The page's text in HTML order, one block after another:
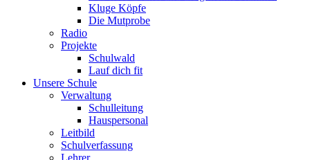
Kluge Köpfe
Die Mutprobe
Radio
Projekte
Schulwald
Lauf dich fit
Unsere Schule
Verwaltung
Schulleitung
Hauspersonal
Leitbild
Schulverfassung
Lehrer